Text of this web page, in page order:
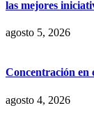
las mejores
agosto 5, 2026
Concentración en
agosto 4, 2026